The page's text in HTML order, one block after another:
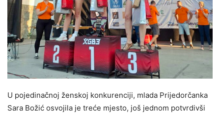
U pojedinačnoj ženskoj konkurenciji, mlada Prijedorčanka
Sara Božić osvojila je treće mjesto, još jednom potvrdivši